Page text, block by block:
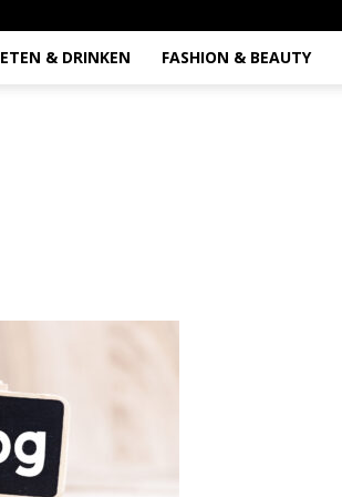
ETEN & DRINKEN FASHION & BEAUTY